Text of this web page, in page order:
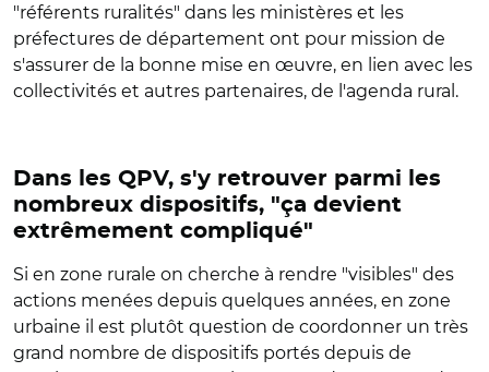
"référents ruralités" dans les ministères et les
préfectures de département ont pour mission de
s'assurer de la bonne mise en œuvre, en lien avec les
collectivités et autres partenaires, de l'agenda rural.
Dans les QPV, s'y retrouver parmi les
nombreux dispositifs, "ça devient
extrêmement compliqué"
Si en zone rurale on cherche à rendre "visibles" des
actions menées depuis quelques années, en zone
urbaine il est plutôt question de coordonner un très
grand nombre de dispositifs portés depuis de